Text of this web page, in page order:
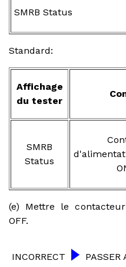
SMRB Status
Standard:
Affichage
du tester
SMRB
Status
(e) Mettre le
OFF.
INCORRECT PASSER